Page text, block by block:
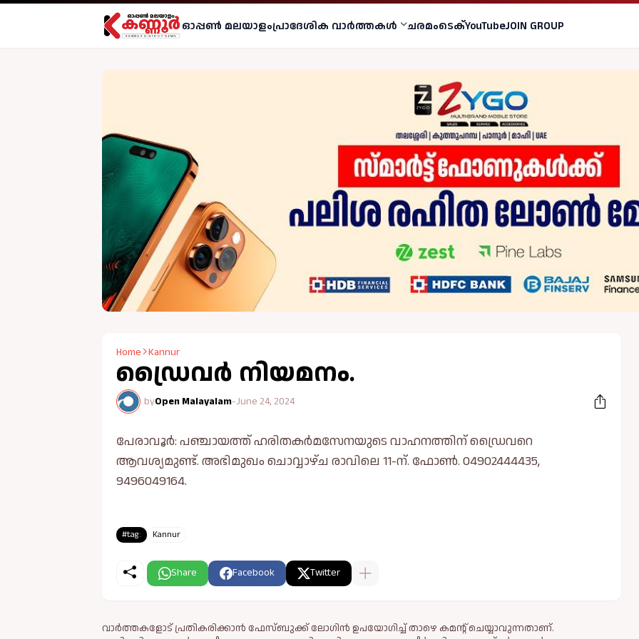
ഓപ്പണ്‍ മലയാളംപ്രാദേശിക വാര്‍ത്തകള്‍ ചരമംടെക്YouTubeJOIN GROUP
Home Kannur
ഡ്രൈവർ നിയമനം.
byOpen Malayalam-June 24, 2024
പേരാവൂർ: പഞ്ചായത്ത് ഹരിതകർമസേനയുടെ വാഹനത്തിന് ഡ്രൈവറെ
ആവശ്യമുണ്ട്. അഭിമുഖം ചൊവ്വാഴ്ച രാവിലെ 11-ന്. ഫോൺ. 04902444435,
9496049164.
#tag: Kannur
Share Facebook Twitter
വാർത്തകളോട് പ്രതികരിക്കാൻ ഫേസ്ബുക്ക് ലോഗിൻ ഉപയോഗിച്ച് താഴെ കമന്റ് ചെയ്യാവുന്നതാണ്.